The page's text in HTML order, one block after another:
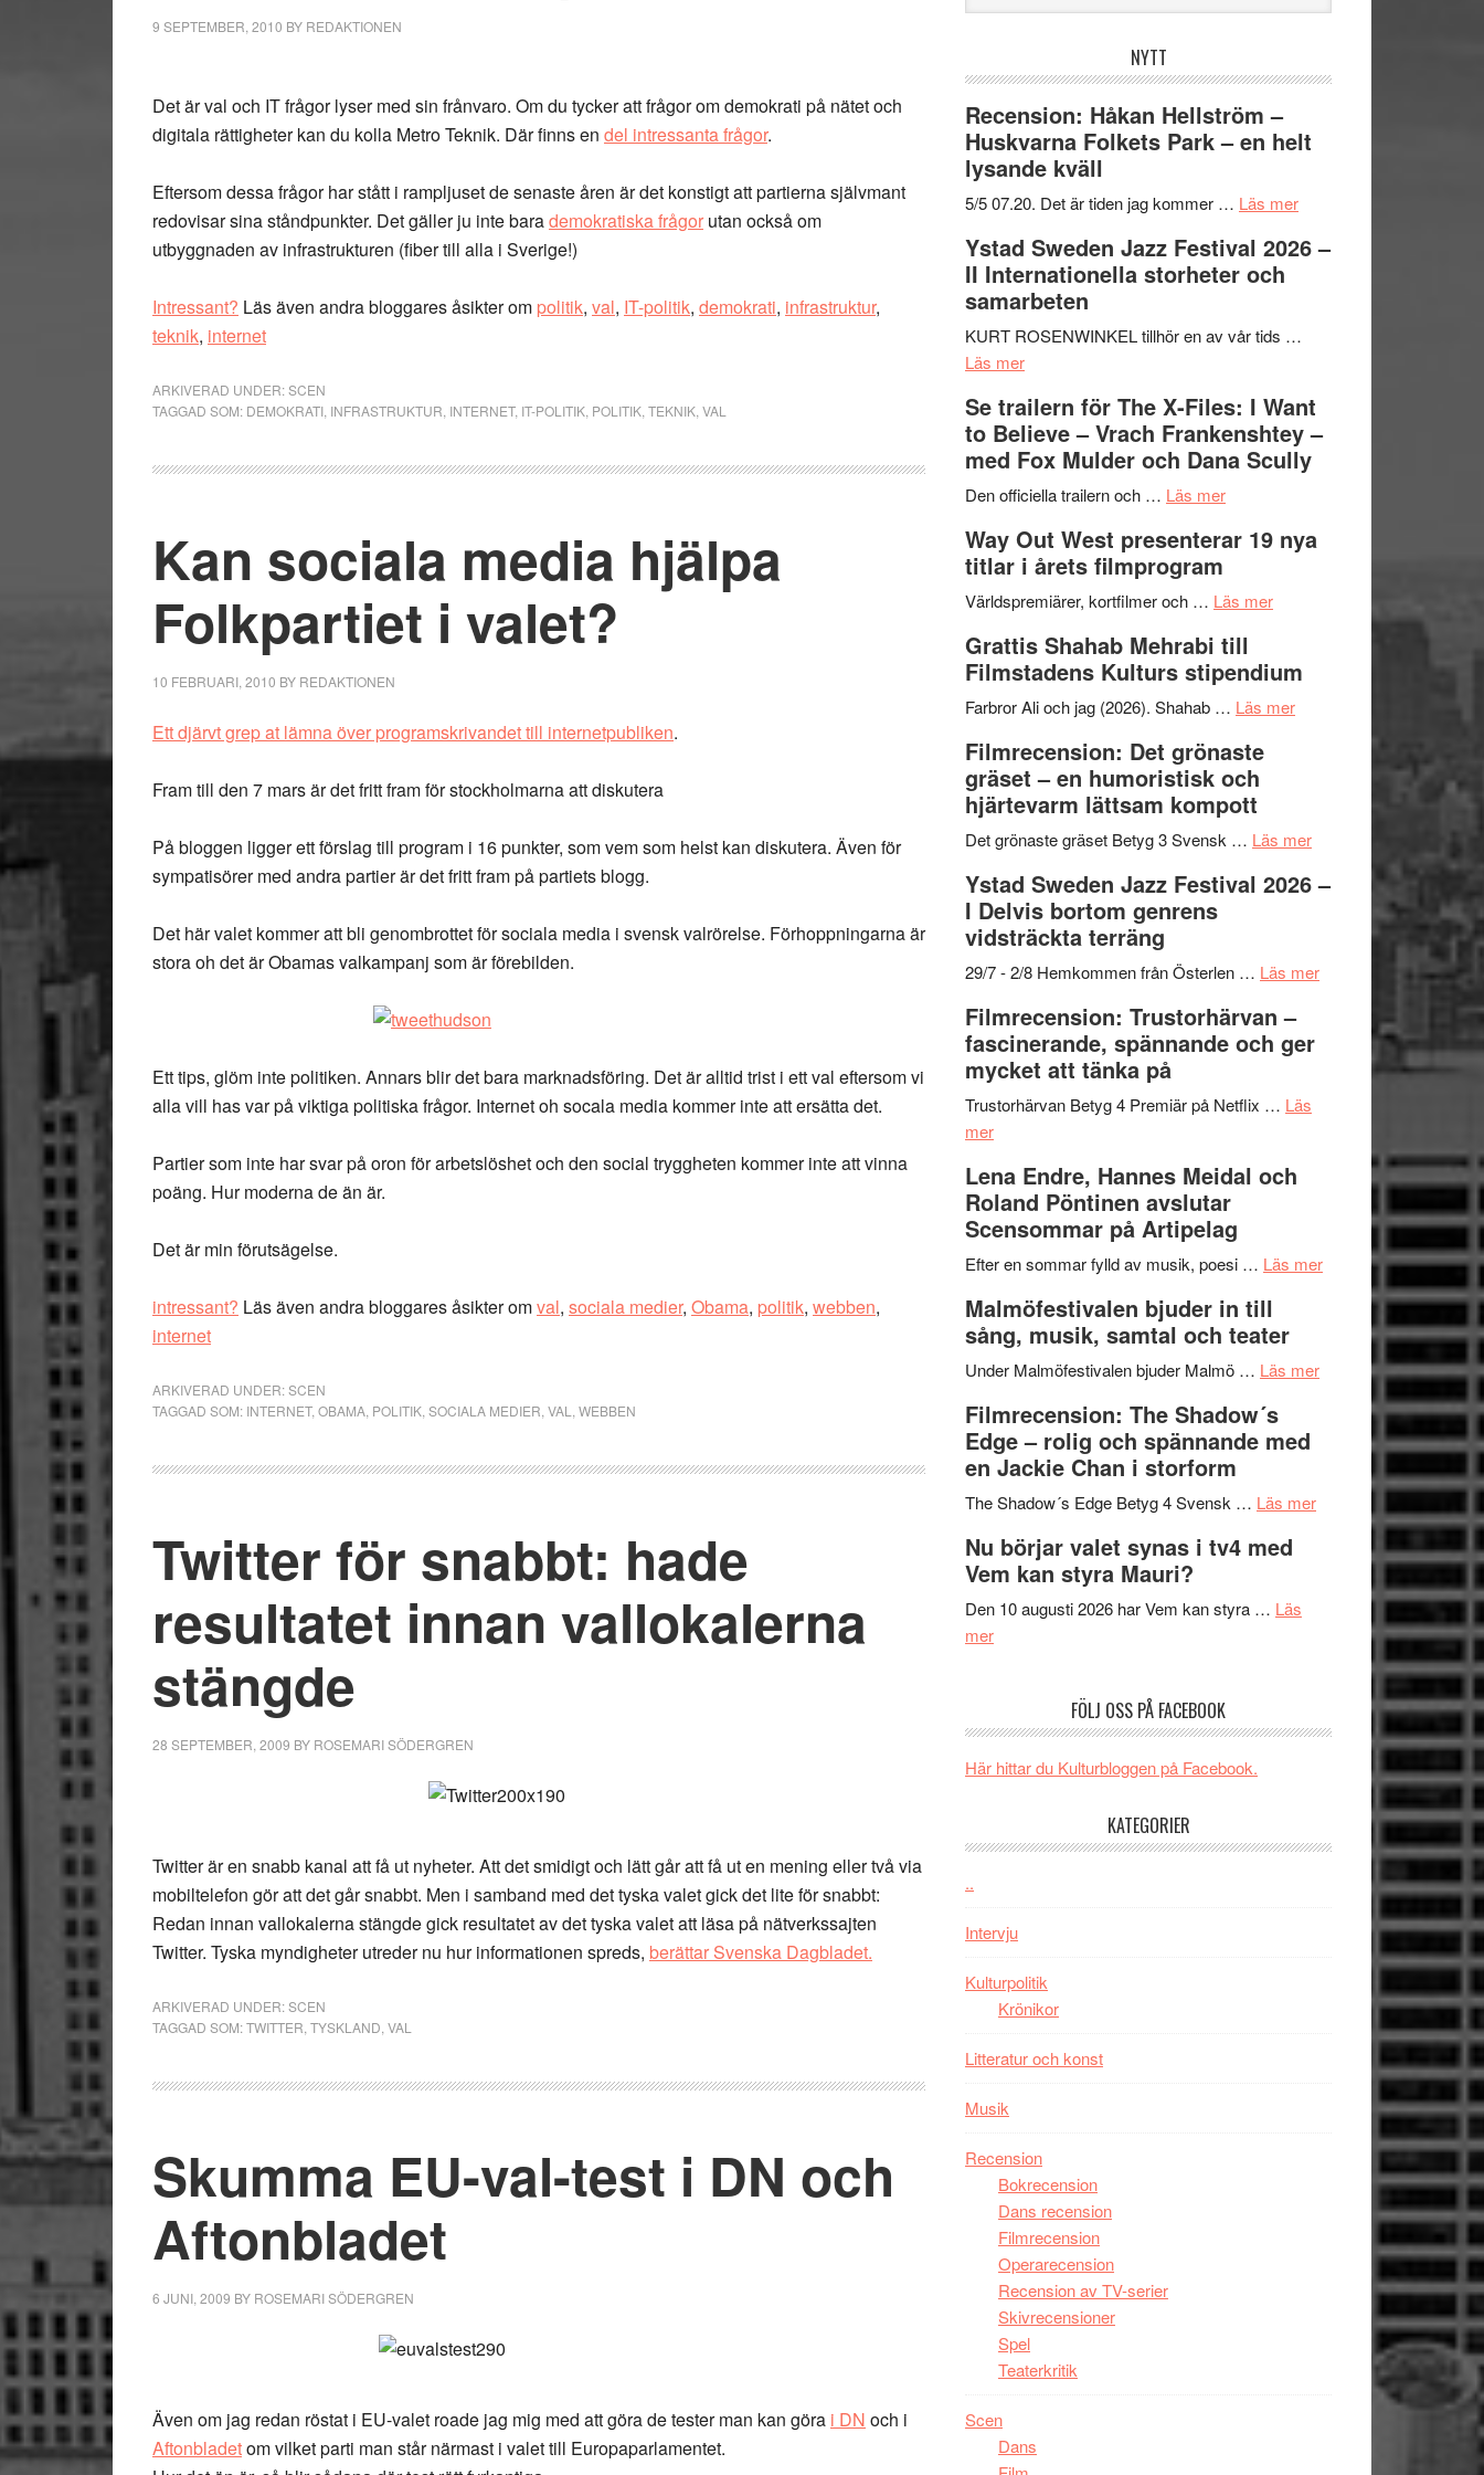
9 SEPTEMBER, 2010 BY REDAKTIONEN
Det är val och IT frågor lyser med sin frånvaro. Om du tycker att frågor om demokrati på nätet och
digitala rättigheter kan du kolla Metro Teknik. Där finns en del intressanta frågor.
Eftersom dessa frågor har stått i rampljuset de senaste åren är det konstigt att partierna självmant
redovisar sina ståndpunkter. Det gäller ju inte barademokratiska frågor utan också om
utbyggnaden av infrastrukturen (fiber till alla i Sverige!)
Intressant? Läs även andra bloggares åsikter om politik, val, IT-politik, demokrati, infrastruktur,
teknik, internet
ARKIVERAD UNDER:SCEN
TAGGAD SOM: DEMOKRATI INFRASTRUKTUR INTERNET, IT-POLITIK POLITIK TEKNIK VAL
Kan sociala media hjälpa
Folkpartiet i valet?
10 FEBRUARI, 2010 BY REDAKTIONEN
Ett djärvt grep at lämna över programskrivandet till internetpubliken.
Fram till den 7 mars är det fritt fram för stockholmarna att diskutera
På bloggen ligger ett förslag till program i 16 punkter, som vem som helst kan diskutera. Även för
sympatisörer med andra partier är det fritt fram på partiets blogg.
Det här valet kommer att bli genombrottet för sociala media i svensk valrörelse. Förhoppningarna är
stora oh det är Obamas valkampanj som är förebilden.
Ett tips, glöm inte politiken. Annars blir det bara marknadsföring. Det är alltid trist i ett val eftersom vi
alla vill has var på viktiga politiska frågor. Internet oh socala media kommer inte att ersätta det.
Partier som inte har svar på oron för arbetslöshet och den social tryggheten kommer inte att vinna
poäng. Hur moderna de än är.
Det är min förutsägelse.
intressant? Läs även andra bloggares åsikter omval, sociala medier, Obama, politik, webben,
internet
ARKIVERAD UNDER:SCEN
TAGGAD SOM: INTERNET, OBAMA POLITIK SOCIALA MEDIER VAL WEBBEN
Twitter för snabbt: hade
resultatet innan vallokalerna
stängde
28 SEPTEMBER, 2009 BY ROSEMARI SÖDERGREN
Twitter är en snabb kanal att få ut nyheter. Att det smidigt och lätt går att få ut en mening eller två via
mobiltelefon gör att det går snabbt. Men i samband med det tyska valet gick det lite för snabbt:
Redan innan vallokalerna stängde gick resultatet av det tyska valet att läsa på nätverkssajten
Twitter. Tyska myndigheter utreder nu hur informationen spreds, berättar Svenska Dagbladet.
ARKIVERAD UNDER:SCEN
TAGGAD SOM:TWITTER TYSKLAND VAL
Skumma EU-val-test i DN och
Aftonbladet
6 JUNI, 2009 BY ROSEMARI SÖDERGREN
Även om jag redan röstat i EU-valet roade jag mig med att göra de tester man kan göra i DN och i
Aftonbladetom vilket parti man står närmast i valet till Europaparlamentet.
webbplatsen
NYTT
Recension: Håkan Hellström –
Huskvarna Folkets Park – en helt
lysande kväll
5/5 07.20. Det är tiden jag kommer … Läs merom
Håkan
–
en
helt
Ystad Sweden Jazz Festival 2026 –
II Internationella storheter och
samarbeten
KURT ROSENWINKEL tillhör en av vår tids …
Läs merom
Sweden
Jazz
Festival
2026
II
Internationella
storheter
samarbeten
Se trailern för The X-Files: I Want
to Believe – Vrach Frankenshtey –
med Fox Mulder och Dana Scully
Den officiella trailern och … Läs merom
trailern
The
Files:
I
Want
Believe
–
Vrach
Frankenshtey
med
och
Scully
Way Out West presenterar 19 nya
titlar i årets filmprogram
Världspremiärer, kortfilmer och … Läs merom
West
presenterar
årets
Grattis Shahab Mehrabi till
Filmstadens Kulturs stipendium
Farbror Ali och jag (2026). Shahab … Läs merom
Filmstadens
stipendium
Filmrecension: Det grönaste
gräset – en humoristisk och
hjärtevarm lättsam kompott
Det grönaste gräset Betyg 3 Svensk … Läs merom
Filmrecension:
Det
–
humoristisk
och
hjärtevarm
Ystad Sweden Jazz Festival 2026 –
I Delvis bortom genrens
vidsträckta terräng
29/7 - 2/8 Hemkommen från Österlen … Läs merom
Festival
genrens
vidsträckta
Filmrecension: Trustorhärvan –
fascinerande, spännande och ger
mycket att tänka på
Trustorhärvan Betyg 4 Premiär på Netflix … Läs
merom
Trustorhärvan
–
fascinerande,
spännande
ger
mycket
att
på
Lena Endre, Hannes Meidal och
Roland Pöntinen avslutar
Scensommar på Artipelag
Efter en sommar fylld av musik, poesi … Läs merom
Hannes
Roland
Pöntinen
avslutar
Artipelag
Malmöfestivalen bjuder in till
sång, musik, samtal och teater
Under Malmöfestivalen bjuder Malmö … Läs merom
Malmöfestivalen
Filmrecension: The Shadow´s
Edge – rolig och spännande med
en Jackie Chan i storform
The Shadow´s Edge Betyg 4 Svensk … Läs merom
Filmrecension:
Shadow
spännande
Chan
storform
Nu börjar valet synas i tv4 med
Vem kan styra Mauri?
Den 10 augusti 2026 har Vem kan styra … Läs
merom
synas
Vem
Mauri?
FÖLJ OSS PÅ FACEBOOK
Här hittar du Kulturbloggen på Facebook.
KATEGORIER
..
Intervju
Kulturpolitik
Krönikor
Litteratur och konst
Musik
Recension
Bokrecension
Dans recension
Filmrecension
Operarecension
Recension av TV-serier
Skivrecensioner
Spel
Teaterkritik
Scen
Dans